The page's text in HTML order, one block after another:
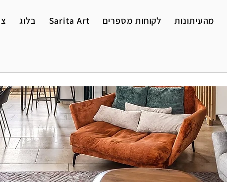
מהעיתונות לקוחות מספרים Sarita Art בלוג